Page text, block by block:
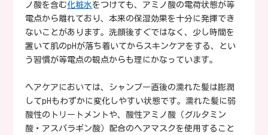
ノ酸を含む化粧水をつけても、アミノ酸の電荷状態が等
電点から離れており、本来の保湿効果を十分に発揮でき
ないことがあります。洗顔後すぐではなく、少し時間を
置いて肌のpHが落ち着いてからスキンケアをする、とい
う習慣が等電点の観点からも理にかなっています。
ヘアケアにおいては、シャンプー直後の濡れた髪は膨潤
してpHもわずかに変化しやすい状態です。濡れた髪に弱
酸性のトリートメントや、酸性アミノ酸（グルタミン
酸・アスパラギン酸）配合のヘアマスクを使用すること